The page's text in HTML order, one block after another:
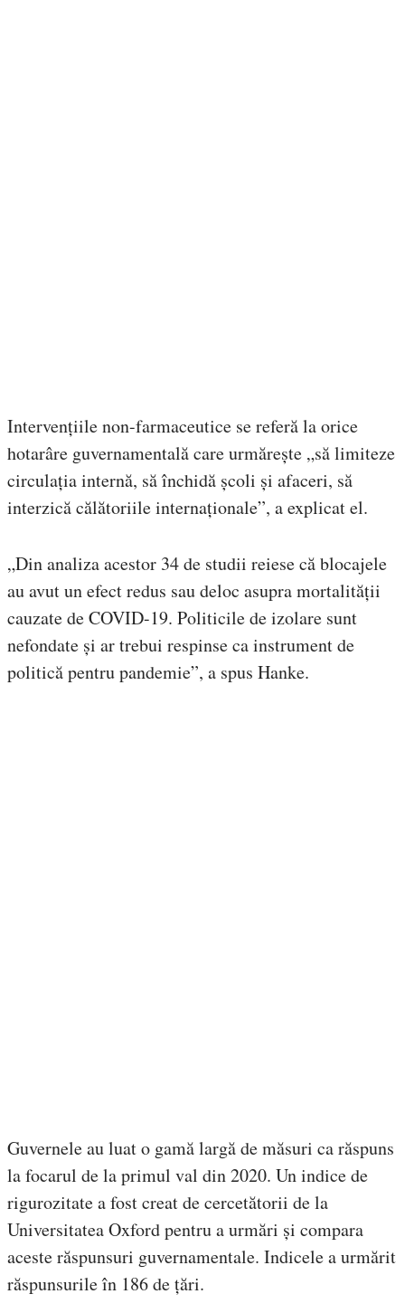
Intervențiile non-farmaceutice se referă la orice
hotarâre guvernamentală care urmărește „să limiteze
circulația internă, să închidă școli și afaceri, să
interzică călătoriile internaționale”, a explicat el.
„Din analiza acestor 34 de studii reiese că blocajele
au avut un efect redus sau deloc asupra mortalității
cauzate de COVID-19. Politicile de izolare sunt
nefondate și ar trebui respinse ca instrument de
politică pentru pandemie”, a spus Hanke.
Guvernele au luat o gamă largă de măsuri ca răspuns
la focarul de la primul val din 2020. Un indice de
rigurozitate a fost creat de cercetătorii de la
Universitatea Oxford pentru a urmări și compara
aceste răspunsuri guvernamentale. Indicele a urmărit
răspunsurile în 186 de țări.